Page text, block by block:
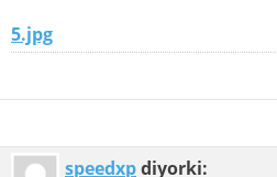
5.jpg
speedxpdiyorki: